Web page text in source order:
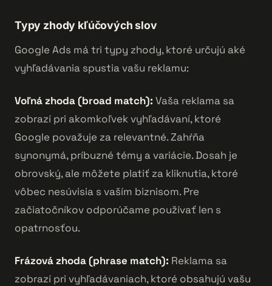
Typy zhody kľúčových slov
Google Ads má tri typy zhody, ktoré určujú aké
vyhľadávania spustia vašu reklamu:
Voľná zhoda (broad match): Vaša reklama sa
zobrazí pri akomkoľvek vyhľadávaní, ktoré
Google považuje za relevantné. Zahŕňa
synonymá, príbuzné témy a variácie. Dosah je
obrovský, ale môžete platiť za kliknutia, ktoré
vôbec nesúvisia s vaším biznisom. Pre
začiatočníkov odporúčame používať len s
opatrnosťou.
Frázová zhoda (phrase match): Reklama sa
zobrazí pri vyhľadávaniach, ktoré obsahujú vašu